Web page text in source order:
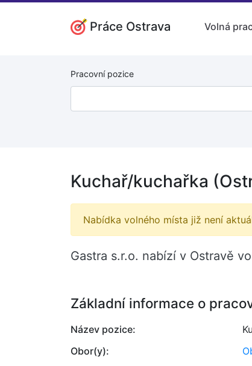
Práce Ostrava Volná
Pracovní pozice
Kuchař/kuchařka
Nabídka volného místa již není
Gastra s.r.o. nabízí v Ostravě
Základní informace o
Název pozice:
Obor(y):